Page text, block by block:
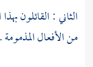
الثاني : القائلون
من الأفعال المذمومة .